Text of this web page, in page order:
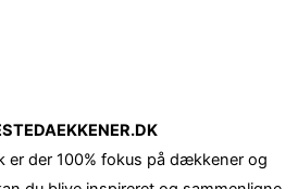
er der 100% fokus på dækkener og